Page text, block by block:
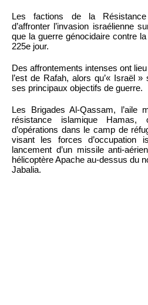
Les factions de la Résistance
d’affronter l’invasion israélienne
que la guerre génocidaire contre
225e jour.
Des affrontements intenses ont
l’est de Rafah, alors qu’« Israël »
ses principaux objectifs de guerre.
Les Brigades Al-Qassam, l’aile
résistance islamique
d’opérations dans le camp de
visant les forces d’occupation
lancement d’un missile anti-
hélicoptère Apache au-dessus du
Jabalia.